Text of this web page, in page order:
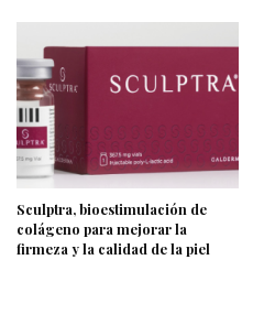
Sculptra, bioestimulación de
colágeno para mejorar la
firmeza y la calidad de la piel